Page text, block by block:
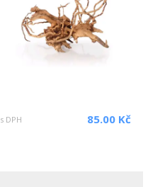
s DPH 85.00 Kč